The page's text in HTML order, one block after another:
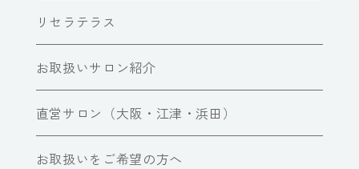
リセラテラス
お取扱いサロン紹介
直営サロン（大阪・江津・浜田）
お取扱いをご希望の方へ